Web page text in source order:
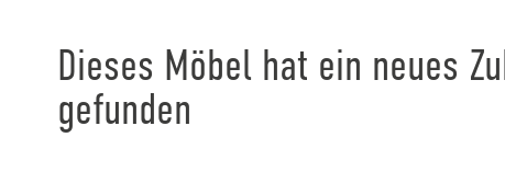
Dieses Möbel hat ein neues
gefunden